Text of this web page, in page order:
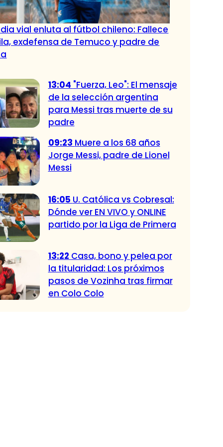
vial enluta al fútbol chileno: Fallece
exdefensa de Temuco y padre de
13:04 "Fuerza, Leo": El mensaje
de la selección argentina
para Messi tras muerte de su
padre
09:23 Muere a los 68 años
Jorge Messi, padre de Lionel
Messi
16:05 U. Católica vs Cobresal:
Dónde ver EN VIVO y ONLINE
partido por la Liga de Primera
13:22 Casa, bono y pelea por
la titularidad: Los próximos
pasos de Vozinha tras firmar
en Colo Colo